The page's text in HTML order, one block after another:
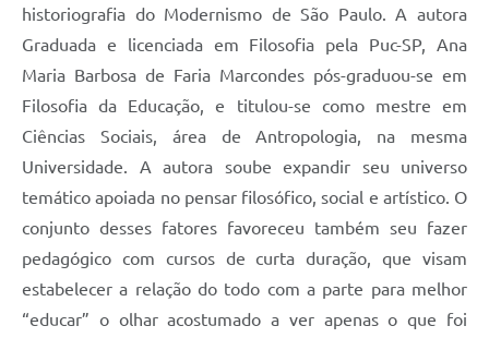
historiografia do Modernismo de São Paulo. A autora
Graduada e licenciada em Filosofia pela Puc-SP, Ana
Maria Barbosa de Faria Marcondes pós-graduou-se em
Filosofia da Educação, e titulou-se como mestre em
Ciências Sociais, área de Antropologia, na mesma
Universidade. A autora soube expandir seu universo
temático apoiada no pensar filosófico, social e artístico. O
conjunto desses fatores favoreceu também seu fazer
pedagógico com cursos de curta duração, que visam
estabelecer a relação do todo com a parte para melhor
“educar” o olhar acostumado a ver apenas o que foi